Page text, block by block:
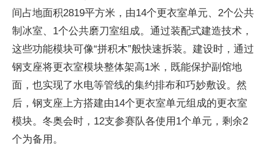
间占地面积2819平方米，由14个更衣室单元、2个公共
制冰室、1个公共磨刀室组成。通过装配式建造技术，
这些功能模块可像“拼积木”般快速拆装。建设时，通过
钢支座将更衣室模块整体架高1米，既能保护副馆地
面，也实现了水电等管线的集约排布和巧妙敷设。然
后，钢支座上方搭建由14个更衣室单元组成的更衣室
模块。冬奥会时，12支参赛队各使用1个单元，剩余2
个为备用。